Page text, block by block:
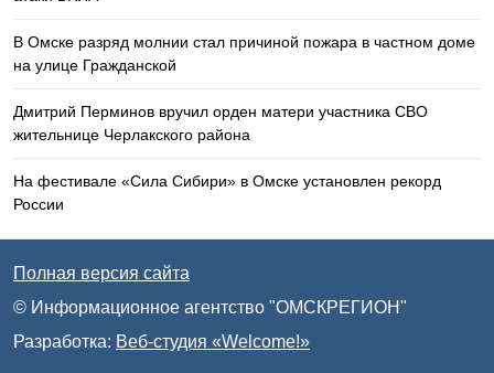
В Омске разряд молнии стал причиной пожара в частном доме
на улице Гражданской
Дмитрий Перминов вручил орден матери участника СВО
жительнице Черлакского района
На фестивале «Сила Сибири» в Омске установлен рекорд
России
Полная версия сайта
© Информационное агентство "ОМСКРЕГИОН"
Разработка: Веб-студия «Welcome!»